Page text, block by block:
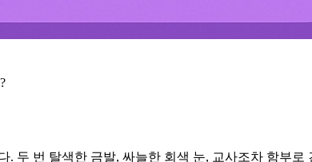
. 두 번 탈색한 금발, 싸늘한 회색 눈, 교사조차 함부